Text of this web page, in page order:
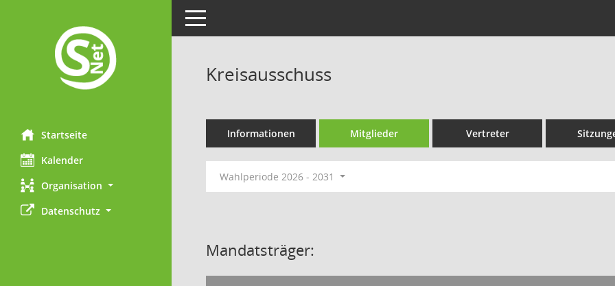
Startseite
Kalender
Organisation
Datenschutz
Toggle navigation
Kreisausschuss
Informationen Mitglieder Vertreter
Wahlperiode 2026 - 2031
Mandatsträger: